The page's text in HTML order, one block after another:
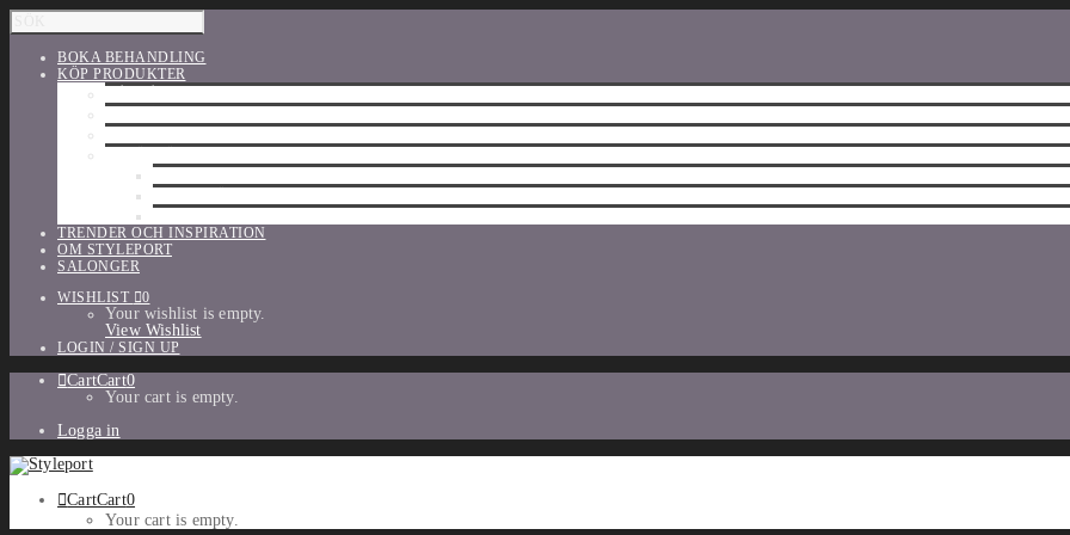
BOKA BEHANDLING
KÖP PRODUKTER
TRENDER OCH INSPIRATION
OM STYLEPORT
SALONGER
WISHLIST
0
Your wishlist is empty.
View Wishlist
LOGIN / SIGN UP
CartCart0
Your cart is empty.
Logga in
CartCart0
Your cart is empty.